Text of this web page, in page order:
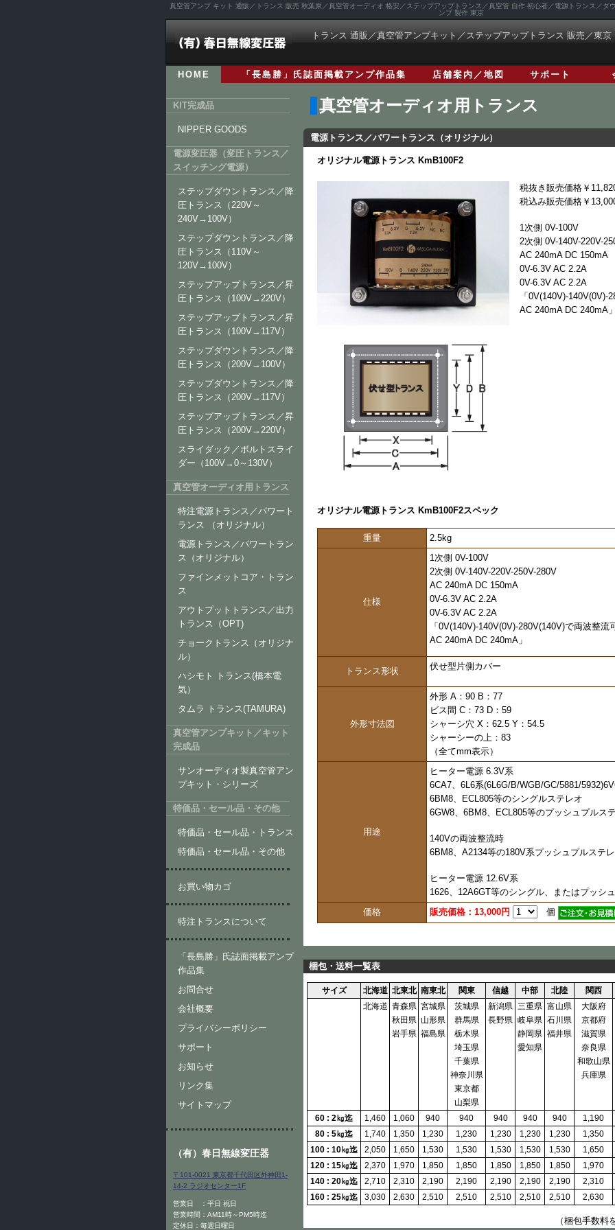
真空管アンプ キット 通販／トランス 販売 秋葉原／真空管オーディオ 格安／ステップアップトランス／真空管 自作 初心者／電源トランス／ダ
ンプ 製作 東京
トランス 通販／真空管アンプキット／ステップアップトランス 販売／東京
HOME 「長島勝」氏誌面掲載アンプ作品集 店舗案内／地図 サポート
真空管オーディオ用トランス
電源トランス／パワートランス（オリジナル）
オリジナル電源トランス KmB100F2
税抜き販売価格￥
税込み販売価格￥
1次側 0V-100V
2次側 0V-140V-220V-
AC 240mA DC 150mA
0V-6.3V AC 2.2A
0V-6.3V AC 2.2A
「0V(140V)-140V(0V)-
AC 240mA DC 240mA
オリジナル電源トランス KmB100F2スペック
重量 2.5kg
仕様
1次側 0V-100V
2次側 0V-140V-220V-250V-280V
AC 240mA DC 150mA
0V-6.3V AC 2.2A
0V-6.3V AC 2.2A
「0V(140V)-140V(0V)-280V(140V)で両波整流
AC 240mA DC 240mA」
トランス形状 伏せ型片側カバー
外形寸法図
外形 A：90 B：77
ビス間 C：73 D：59
シャーシ穴 X：62.5 Y：54.5
シャーシーの上：83
（全てmm表示）
用途
ヒーター電源 6.3V系
6CA7、6L6系(6L6G/B/WGB/GC/5881/
6BM8、ECL805等のシングルステレオ
6GW8、6BM8、ECL805等のプッシュプルス
140Vの両波整流時
6BM8、A2134等の180V系プッシュプルステ
ヒーター電源 12.6V系
1626、12A6GT等のシングル、またはプッシ
価格
販売価格：13,000円 個
梱包・送料一覧表
サイズ 北海道 北東北 南東北 関東 信越 中部 北陸
関西
北海道 青森県
秋田県
岩手県
宮城県
山形県
福島県
茨城県
群馬県
栃木県
埼玉県
千葉県
神奈川県
東京都
山梨県
新潟県
長野県
三重県
岐阜県
静岡県
愛知県
富山県
石川県
福井県
大阪府
京都府
滋賀県
奈良県
和歌山県
兵庫県
60 : 2㎏迄 1,460 1,060 940 940 940 940 940
1,190
80 : 5㎏迄
1,740 1,350 1,230 1,230 1,230 1,230 1,230
1,350
100 : 10㎏迄
2,050 1,650 1,530 1,530 1,530 1,530 1,530
1,650
120 : 15㎏迄
2,370 1,970 1,850 1,850 1,850 1,850 1,850
1,970
140 : 20㎏迄
2,710 2,310 2,190 2,190 2,190 2,190 2,190
2,310
160 : 25㎏迄
3,030 2,630 2,510 2,510 2,510 2,510 2,510 2,630
（梱包手数
KIT完成品
NIPPER GOODS
電源変圧器（変圧トランス／
スイッチング電源）
ステップダウントランス／降
圧トランス（220V～
240V→100V）
ステップダウントランス／降
圧トランス（110V～
120V→100V）
ステップアップトランス／昇
圧トランス（100V→220V）
ステップアップトランス／昇
圧トランス（100V→117V）
ステップダウントランス／降
圧トランス（200V→100V）
ステップダウントランス／降
圧トランス（200V→117V）
ステップアップトランス／昇
圧トランス（200V→220V）
スライダック／ボルトスライ
ダー（100V→0～130V）
真空管オーディオ用トランス
特注電源トランス／パワート
ランス （オリジナル）
電源トランス／パワートラン
ス（オリジナル）
ファインメットコア・トラン
ス
アウトプットトランス／出力
トランス（OPT)
チョークトランス（オリジナ
ル）
ハシモト トランス(橋本電
気）
タムラ トランス(TAMURA)
真空管アンプキット／キット
完成品
サンオーディオ製真空管アン
プキット・シリーズ
特価品・セール品・その他
特価品・セール品・トランス
特価品・セール品・その他
お買い物カゴ
特注トランスについて
「長島勝」氏誌面掲載アンプ
作品集
お問合せ
会社概要
プライバシーポリシー
サポート
お知らせ
リンク集
サイトマップ
（有）春日無線変圧器
〒101-0021 東京都千代田区外神田1-
14-2 ラジオセンター1F
営業日 ：平日 祝日
営業時間：AM11時～PM5時迄
定休日：毎週日曜日